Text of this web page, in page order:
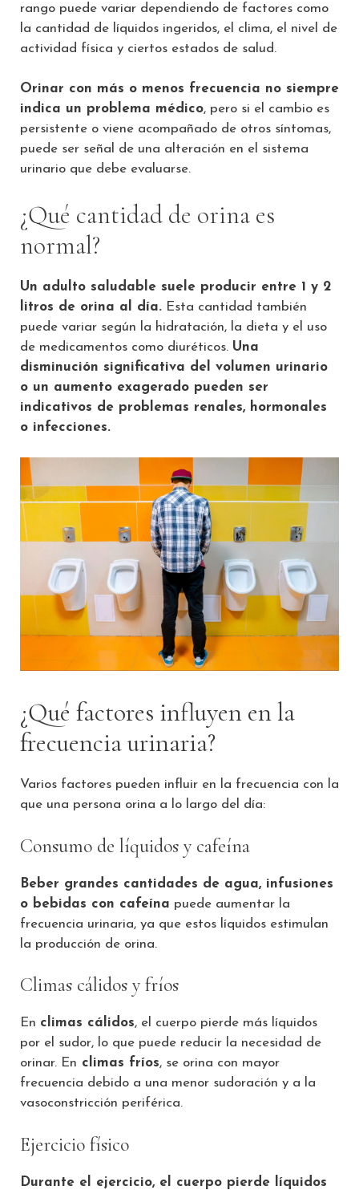
rango puede variar dependiendo de factores como
la cantidad de líquidos ingeridos, el clima, el nivel de
actividad física y ciertos estados de salud.
Orinar con más o menos frecuencia no siempre
indica un problema médico, pero si el cambio es
persistente o viene acompañado de otros síntomas,
puede ser señal de una alteración en el sistema
urinario que debe evaluarse.
¿Qué cantidad de orina es
normal?
Un adulto saludable suele producir entre 1 y 2
litros de orina al día. Esta cantidad también
puede variar según la hidratación, la dieta y el uso
de medicamentos como diuréticos. Una
disminución significativa del volumen urinario
o un aumento exagerado pueden ser
indicativos de problemas renales, hormonales
o infecciones.
¿Qué factores influyen en la
frecuencia urinaria?
Varios factores pueden influir en la frecuencia con la
que una persona orina a lo largo del día:
Consumo de líquidos y cafeína
Beber grandes cantidades de agua, infusiones
o bebidas con cafeína puede aumentar la
frecuencia urinaria, ya que estos líquidos estimulan
la producción de orina.
Climas cálidos y fríos
En climas cálidos, el cuerpo pierde más líquidos
por el sudor, lo que puede reducir la necesidad de
orinar. En climas fríos, se orina con mayor
frecuencia debido a una menor sudoración y a la
vasoconstricción periférica.
Ejercicio físico
Durante el ejercicio, el cuerpo pierde líquidos